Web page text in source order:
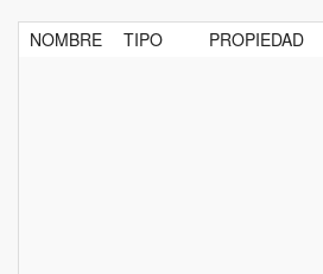
NOMBRE TIPO PROPIEDAD